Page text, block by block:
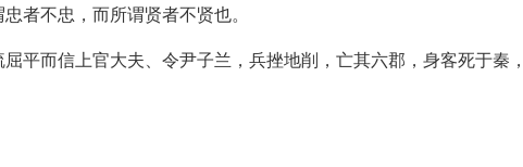
者不忠，而所谓贤者不贤也。
平而信上官大夫、令尹子兰，兵挫地削，亡其六郡，身客死于秦